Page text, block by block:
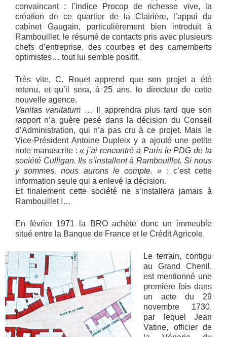
convaincant : l’indice Procop de richesse vive, la
création de ce quartier de la Clairière, l’appui du
cabinet Gaugain, particulièrement bien introduit à
Rambouillet, le résumé de contacts pris avec plusieurs
chefs d’entreprise, des courbes et des camemberts
optimistes… tout lui semble positif.
Très vite, C. Rouet apprend que son projet a été
retenu, et qu’il sera, à 25 ans, le directeur de cette
nouvelle agence.
Vanitas vanitatum …
Il apprendra plus tard que son
rapport n’a guère pesé dans la décision du Conseil
d’Administration, qui n’a pas cru à ce projet. Mais le
Vice-Président Antoine Dupleix y a ajouté une petite
note manuscrite :« j’ai rencontré à Paris le PDG de la
société Culligan. Ils s’installent à Rambouillet. Si nous
y sommes, nous aurons le compte. » : c’est cette
information seule qui a enlevé la décision.
Et finalement cette société ne s’installera jamais à
Rambouillet !…
En février 1971 la BRO achète donc un immeuble
situé entre la Banque de France et le Crédit Agricole.
Le terrain, contigu
au Grand Chenil,
est mentionné une
première fois dans
un acte du 29
novembre 1730,
par lequel Jean
Vatine, officier de